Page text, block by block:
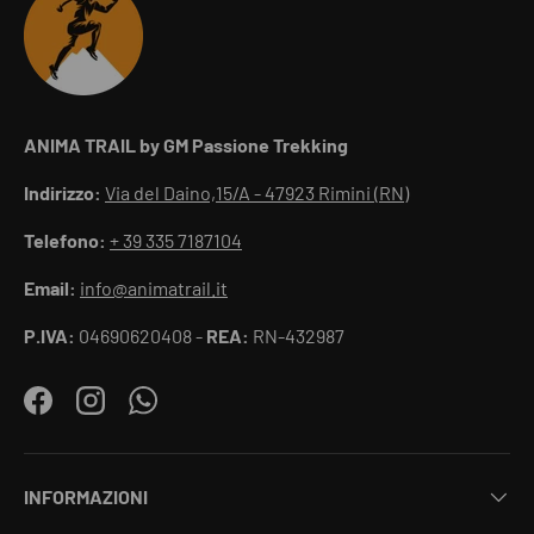
ANIMA TRAIL by GM Passione Trekking
Indirizzo: Via del Daino,15/A - 47923 Rimini (RN)
Telefono: + 39 335 7187104
Email: info@animatrail.it
P.IVA: 04690620408 - REA: RN-432987
FacebookInstagramWhatsApp
INFORMAZIONI